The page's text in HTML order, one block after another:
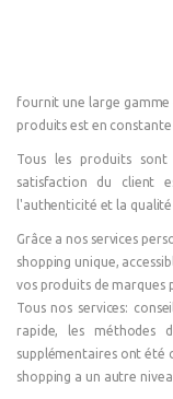
fournit une large
produits est en
Tous les produits
satisfaction du client
l'authenticité et la qualité
Grâce a nos services
shopping unique,
vos produits de marques
Tous nos services:
rapide, les méthodes
supplémentaires ont été
shopping a un autre